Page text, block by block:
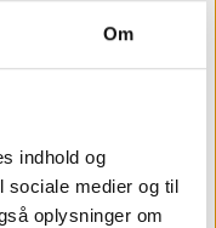
Om
indhold og
sociale medier og til
oplysninger om
på dine